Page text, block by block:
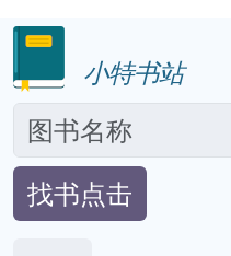
小特书站
找书点击